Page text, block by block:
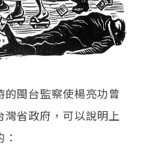
閩台監察使楊亮功曾
省政府，可以說明上